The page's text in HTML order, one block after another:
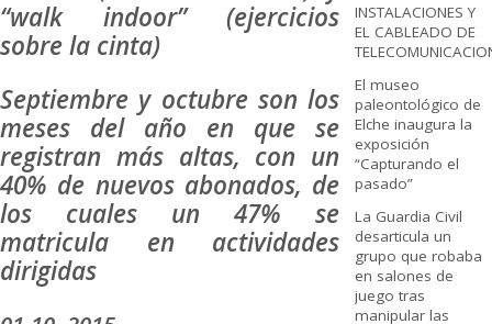
“walk indoor” (ejercicios
sobre la cinta)
Septiembre y octubre son los
meses del año en que se
registran más altas, con un
40% de nuevos abonados, de
los cuales un 47% se
matricula en actividades
dirigidas
INSTALACIONES Y
EL CABLEADO DE
El museo
paleontológico de
Elche inaugura la
exposición
“Capturando el
pasado”
La Guardia Civil
desarticula un
grupo que robaba
en salones de
juego tras
manipular las